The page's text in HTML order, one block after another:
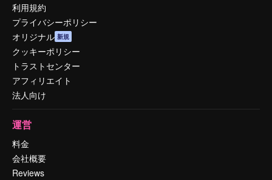
利用規約
プライバシーポリシー
オリジナル 新規
クッキーポリシー
トラストセンター
アフィリエイト
法人向け
運営
料金
会社概要
Reviews